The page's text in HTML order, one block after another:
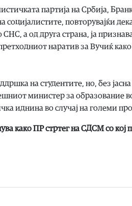
партија на Србија,
повторувајќи
а од друга страна, ја
наратив за Вучиќ
на студентите, но, без
министер за образование
иднина во случај на големи
како ПР стртег на СДСМ со кој